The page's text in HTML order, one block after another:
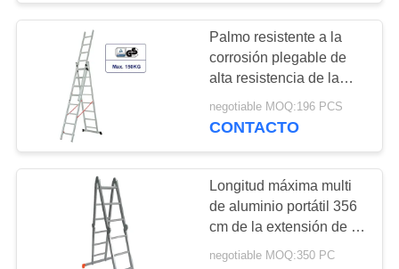
Palmo resistente a la
corrosión plegable de
alta resistencia de la
larga vida de la escalera
de extensión 3x8
negotiable MOQ:196 PCS
CONTACTO
Longitud máxima multi
de aluminio portátil 356
cm de la extensión de la
escalera 4x3 del
negotiable MOQ:350 PC